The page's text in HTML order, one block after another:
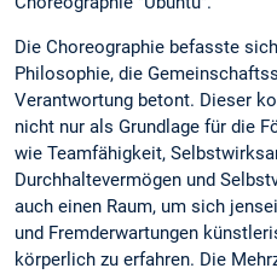
Die Choreographie befasste
Philosophie, die
Verantwortung betont. Dieser
nicht nur als Grundlage für die
wie Teamfähigkeit,
Durchhaltevermögen und
auch einen Raum, um sich
und Fremderwartungen
körperlich zu erfahren. Die